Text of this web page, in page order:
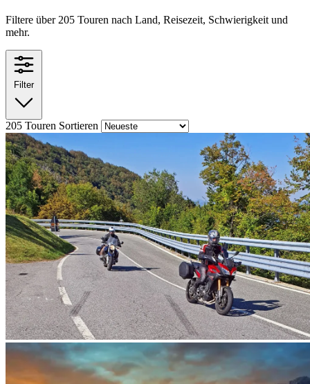
Filtere über 205 Touren nach Land, Reisezeit, Schwierigkeit und
mehr.
Filter
205 Touren Sortieren